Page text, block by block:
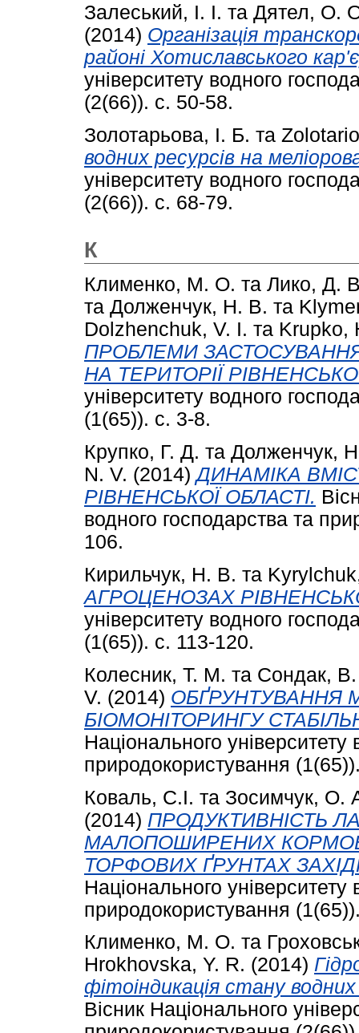
Залеський, І. І. та Дятел, О.
(2014) Організація
районі Хотиславського
університету водного
(2(66)). с. 50-58.
Золотарьова, І. Б. та
водних ресурсів на
університету водного
(2(66)). с. 68-79.
К
Клименко, М. О. та Лико, Д.
та Долженчук, Н. В. та
Dolzhenchuk, V. I. та Krupko,
ПРОБЛЕМИ
НА ТЕРИТОРІЇ
університету водного
(1(65)). с. 3-8.
Крупко, Г. Д. та Долженчук,
N. V. (2014)ДИНАМІКА
РІВНЕНСЬКОЇ ОБЛАСТІ.
водного господарства та
106.
Кирильчук, Н. В. та
АГРОЦЕНОЗАХ
університету водного
(1(65)). с. 113-120.
Колесник, Т. М. та Сондак,
V. (2014) ОБҐРУНТУВАННЯ
БІОМОНІТОРИНГУ
Національного університету
природокористування
Коваль, С.І. та Зосимчук, О.
(2014) ПРОДУКТИВНІСТЬ
МАЛОПОШИРЕНИХ
ТОРФОВИХ ҐРУНТАХ
Національного університету
природокористування
Клименко, М. О. та
Hrokhovska, Y. R. (2014)
фітоіндикація стану
Вісник Національного